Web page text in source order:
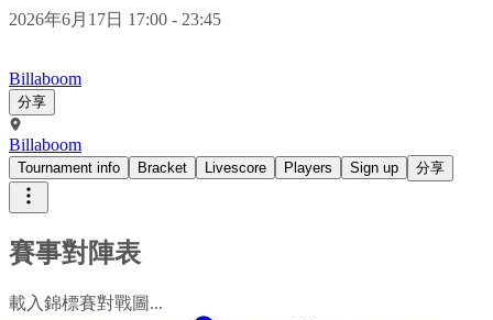
2026年6月17日 17:00 - 23:45
Billaboom
分享
Billaboom
Tournament info Bracket Livescore Players Sign up 分享
賽事對陣表
載入錦標賽對戰圖...